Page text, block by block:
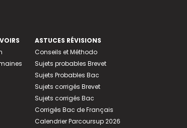
ASTUCES RÉVISIONS
Conseils et Méthodo
Sujets probables Brevet
Sujets Probables Bac
Sujets corrigés Brevet
Sujets corrigés Bac
Corrigés Bac de Français
Calendrier Parcoursup 2026